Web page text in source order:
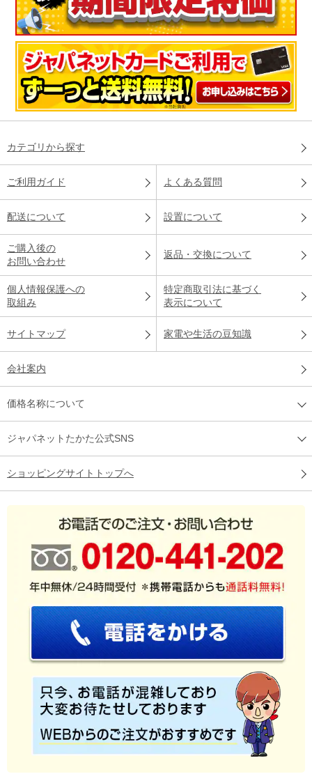
カテゴリから探す
ご利用ガイド よくある質問
配送について 設置について
ご購入後の
お問い合わせ
返品・交換について
個人情報保護への
取組み
特定商取引法に基づく
表示について
サイトマップ 家電や生活の豆知識
会社案内
価格名称について
ジャパネットたかた公式SNS
ショッピングサイトトップへ